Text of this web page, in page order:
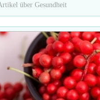
über Gesundheit